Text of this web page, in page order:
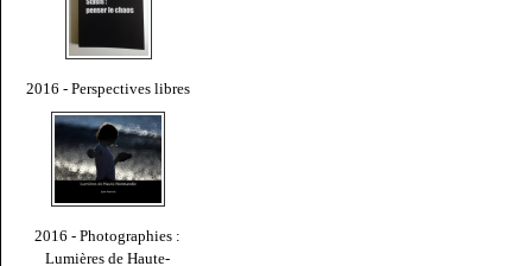
2016 - Perspectives libres
2016 - Photographies :
Lumières de Haute-